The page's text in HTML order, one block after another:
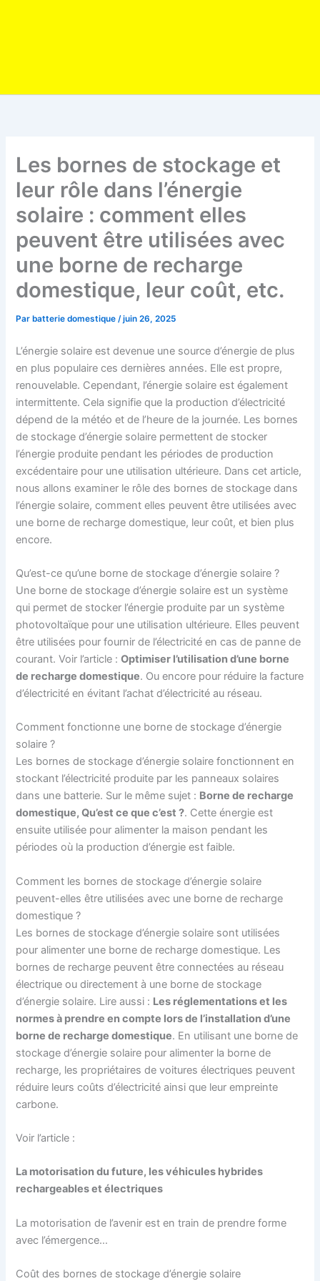
Les bornes de stockage et
leur rôle dans l’énergie
solaire : comment elles
peuvent être utilisées avec
une borne de recharge
domestique, leur coût, etc.
Par batterie domestique/juin 26, 2025
L’énergie solaire est devenue une source d’énergie de plus
en plus populaire ces dernières années. Elle est propre,
renouvelable. Cependant, l’énergie solaire est également
intermittente. Cela signifie que la production d’électricité
dépend de la météo et de l’heure de la journée. Les bornes
de stockage d’énergie solaire permettent de stocker
l’énergie produite pendant les périodes de production
excédentaire pour une utilisation ultérieure. Dans cet article,
nous allons examiner le rôle des bornes de stockage dans
l’énergie solaire, comment elles peuvent être utilisées avec
une borne de recharge domestique, leur coût, et bien plus
encore.
Qu’est-ce qu’une borne de stockage d’énergie solaire ?
Une borne de stockage d’énergie solaire est un système
qui permet de stocker l’énergie produite par un système
photovoltaïque pour une utilisation ultérieure. Elles peuvent
être utilisées pour fournir de l’électricité en cas de panne de
courant. Voir l’article :Optimiser l’utilisation d’une borne
de recharge domestique. Ou encore pour réduire la facture
d’électricité en évitant l’achat d’électricité au réseau.
Comment fonctionne une borne de stockage d’énergie
solaire ?
Les bornes de stockage d’énergie solaire fonctionnent en
stockant l’électricité produite par les panneaux solaires
dans une batterie. Sur le même sujet : Borne de recharge
domestique, Qu’est ce que c’est ?. Cette énergie est
ensuite utilisée pour alimenter la maison pendant les
périodes où la production d’énergie est faible.
Comment les bornes de stockage d’énergie solaire
peuvent-elles être utilisées avec une borne de recharge
domestique ?
Les bornes de stockage d’énergie solaire sont utilisées
pour alimenter une borne de recharge domestique. Les
bornes de recharge peuvent être connectées au réseau
électrique ou directement à une borne de stockage
d’énergie solaire. Lire aussi : Les réglementations et les
normes à prendre en compte lors de l’installation d’une
borne de recharge domestique. En utilisant une borne de
stockage d’énergie solaire pour alimenter la borne de
recharge, les propriétaires de voitures électriques peuvent
réduire leurs coûts d’électricité ainsi que leur empreinte
carbone.
Voir l’article :
La motorisation du future, les véhicules hybrides
rechargeables et électriques
La motorisation de l’avenir est en train de prendre forme
avec l’émergence…
Coût des bornes de stockage d’énergie solaire